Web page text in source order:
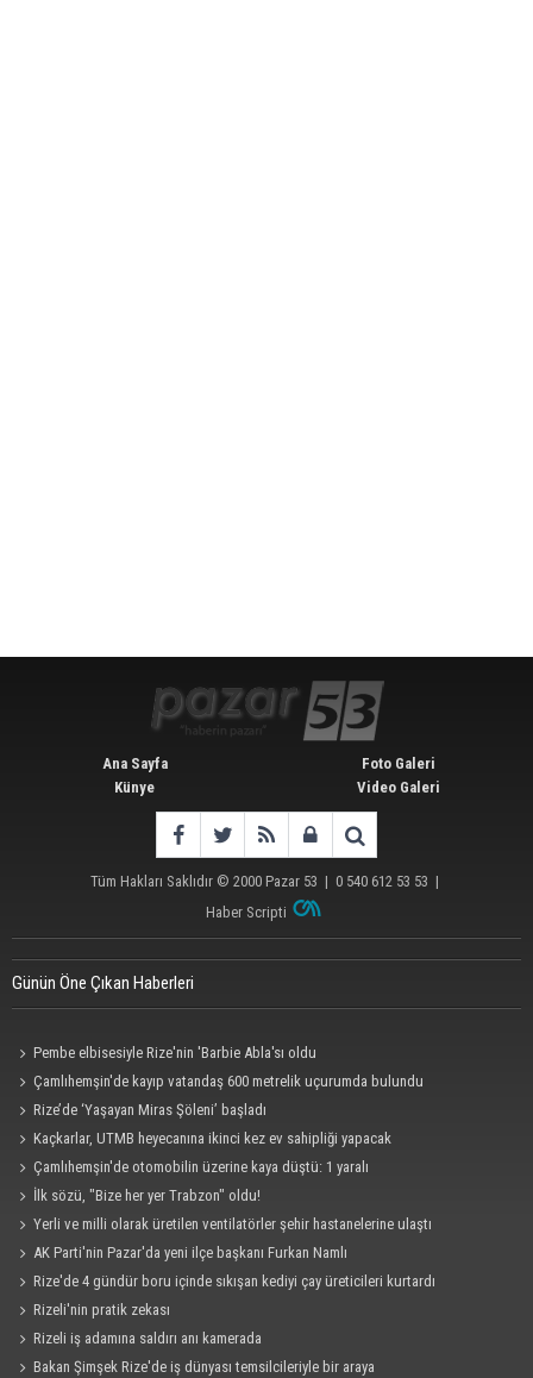
Ana Sayfa
Künye
Foto Galeri
Video Galeri
Tüm Hakları Saklıdır © 2000 Pazar 53 | 0 540 612 53 53 |
Haber Scripti
Günün Öne Çıkan Haberleri
Pembe elbisesiyle Rize'nin 'Barbie Abla'sı oldu
Çamlıhemşin'de kayıp vatandaş 600 metrelik uçurumda bulundu
Rize’de ‘Yaşayan Miras Şöleni’ başladı
Kaçkarlar, UTMB heyecanına ikinci kez ev sahipliği yapacak
Çamlıhemşin'de otomobilin üzerine kaya düştü: 1 yaralı
İlk sözü, "Bize her yer Trabzon" oldu!
Yerli ve milli olarak üretilen ventilatörler şehir hastanelerine ulaştı
AK Parti'nin Pazar'da yeni ilçe başkanı Furkan Namlı
Rize'de 4 gündür boru içinde sıkışan kediyi çay üreticileri kurtardı
Rizeli'nin pratik zekası
Rizeli iş adamına saldırı anı kamerada
Bakan Şimşek Rize'de iş dünyası temsilcileriyle bir araya